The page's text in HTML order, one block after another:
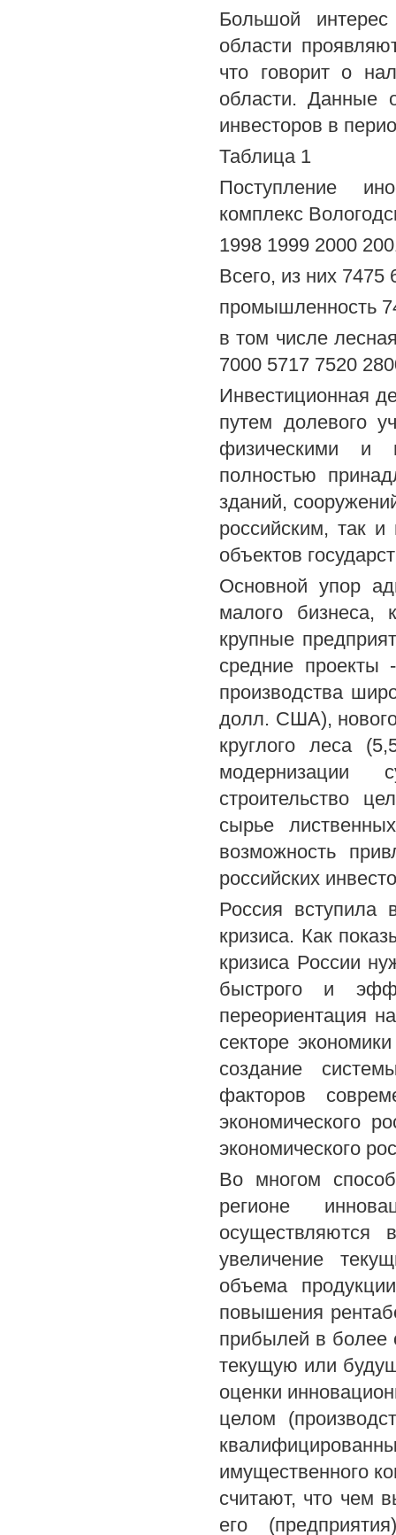
Большой
области
что говорит о
области. Данные
инвесторов в
Таблица 1
Поступление
комплекс
1998 1999 2000
Всего, из них 7475
промышленность
в том числе
7000 5717 7520
Инвестиционная
путем долевого
физическими и
полностью
зданий,
российским, так
объектов
Основной упор
малого бизнеса,
крупные
средние проекты
производства
долл. США),
круглого леса
модернизации
строительство
сырье
возможность
российских
Россия вступила
кризиса. Как
кризиса России
быстрого и
переориентация
секторе
создание
факторов
экономического
экономического
Во многом
регионе
увеличение
объема
повышения
прибылей в более
текущую или
оценки
целом
имущественного
считают, что чем
его